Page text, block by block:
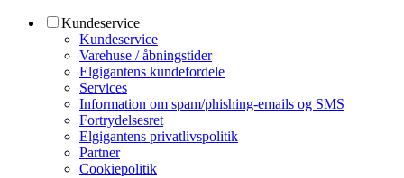
Kundeservice
Kundeservice
Varehuse / åbningstider
Elgigantens kundefordele
Services
Information om spam/phishing-emails og SMS
Fortrydelsesret
Elgigantens privatlivspolitik
Partner
Cookiepolitik